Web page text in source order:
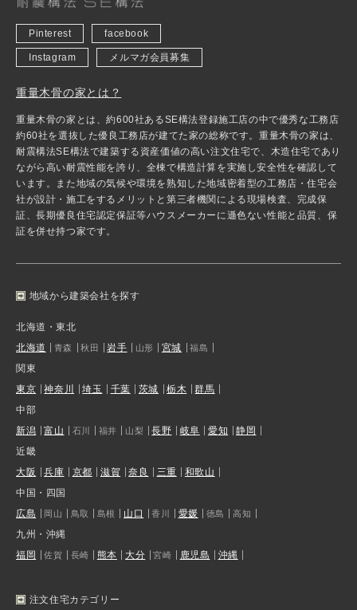
Pinterest facebook
Instagram メルマガ会員募集
重量木骨の家とは？
重量木骨の家とは、約600社あるSE構法登録施工店の中で優秀な工務店
約60社を選抜した優良工務店が建てた家の総称です。重量木骨の家は、
耐震構法SE構法で建築する資産価値の高い注文住宅で、木造住宅であり
ながら高い耐震性能を誇り、全棟で構造計算を実施し安全性を確認して
います。また地域の気候や環境を熟知した地域密着型の工務店・住宅会
社が設計・施工をするメリットと第三者機関による現場検査、完成保
証、長期優良住宅認定保証等ハウスメーカーに遜色ない性能と品質、保
証を併せ持つ家です。
地域から建築会社を探す
北海道・東北
北海道
青森 秋田 岩手 山形 宮城 福島
関東
東京
神奈川 埼玉 千葉 茨城 栃木
群馬
中部
新潟
富山 石川 福井 山梨 長野 岐阜 愛知
静岡
近畿
大阪
兵庫 京都 滋賀 奈良 三重
和歌山
中国・四国
広島
岡山 鳥取 島根 山口 香川 愛媛 徳島 高知
九州・沖縄
福岡
佐賀 長崎 熊本 大分 宮崎 鹿児島 沖縄
注文住宅カテゴリー